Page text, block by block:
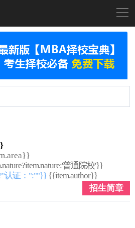

普通院校'}}
认证：":""}} {{item.author}}
招生简章